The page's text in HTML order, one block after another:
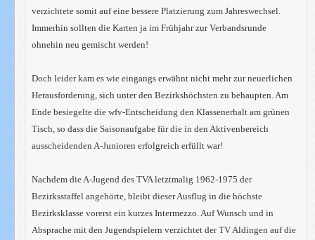
verzichtete somit auf eine bessere Platzierung zum Jahreswechsel.
Immerhin sollten die Karten ja im Frühjahr zur Verbandsrunde
ohnehin neu gemischt werden!
Doch leider kam es wie eingangs erwähnt nicht mehr zur neuerlichen
Herausforderung, sich unter den Bezirkshöchsten zu behaupten. Am
Ende besiegelte die wfv-Entscheidung den Klassenerhalt am grünen
Tisch, so dass die Saisonaufgabe für die in den Aktivenbereich
ausscheidenden A-Junioren erfolgreich erfüllt war!
Nachdem die A-Jugend des TVA letztmalig 1962-1975 der
Bezirksstaffel angehörte, bleibt dieser Ausflug in die höchste
Bezirksklasse vorerst ein kurzes Intermezzo. Auf Wunsch und in
Absprache mit den Jugendspielern verzichtet der TV Aldingen auf die